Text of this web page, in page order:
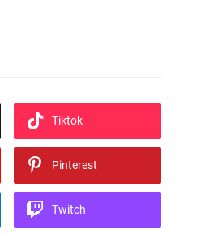
Tiktok
Pinterest
Twitch